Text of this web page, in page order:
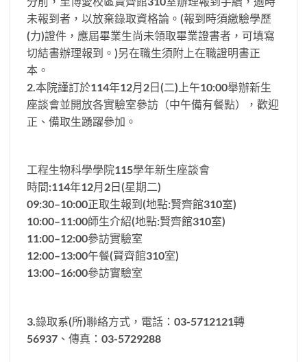
未報到者，以放棄錄取資格論。(報到時須繳驗學歷
(力)證件，應屆畢業生尚未領取畢業證書者，可填寫
切結書辦理報到。)另在職生須附上在職證明書正
本。
2.本院謹訂於114年12月2日(二)上午10:00舉辦新生
座談會並開放各實驗室參訪（中午備有餐點），歡迎
正、備取生踴躍參加。
工程生物科學學院115學年新生座談會
時間:114年12月2日(星期二)
09:30–10:00正取生報到(地點:賢齊館310室)
10:00–11:00師生介紹(地點:賢齊館310室)
11:00–12:00參訪實驗室
12:00–13:00午餐(賢齊館310室)
13:00–16:00參訪實驗室
3.錄取系(所)聯絡方式，電話：03-5712121轉
56937、傳真：03-5729288